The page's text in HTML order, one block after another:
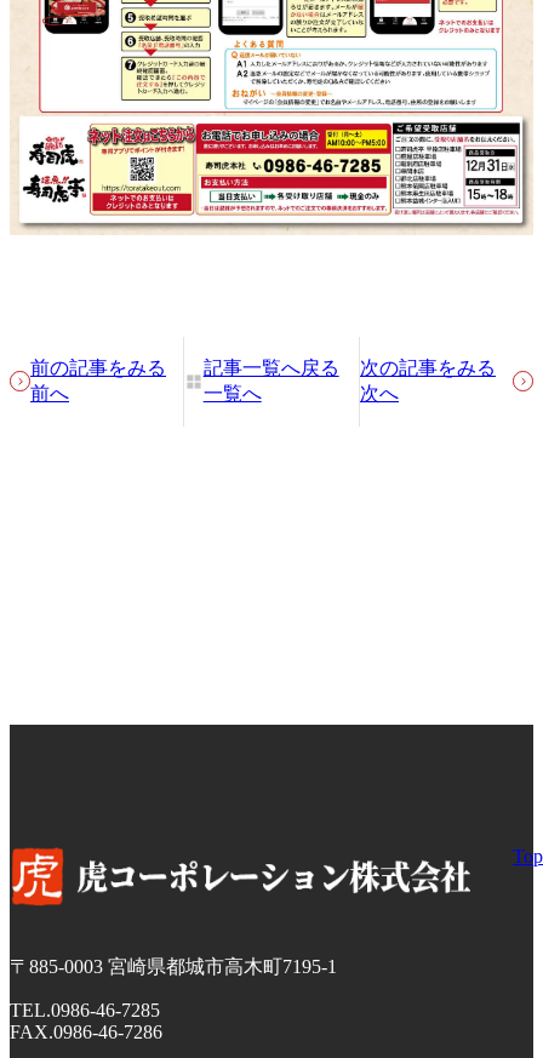
前の記事をみる
前へ
記事一覧へ戻る
一覧へ
次の記事をみる
次へ
〒885-0003 宮崎県都城市高木町7195-1
TEL.0986-46-7285
FAX.0986-46-7286
Top